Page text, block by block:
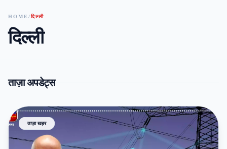
HOME /दिल्ली
दिल्ली
ताज़ा अपडेट्स
ताज़ा खब़र